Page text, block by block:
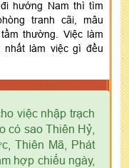
hướng Nam thì tìm
tranh cãi, mâu
thường. Việc làm
làm việc gì đều
việc nhập trạch
có sao Thiên Hỷ,
Thiên Mã, Phát
hợp chiếu ngày,